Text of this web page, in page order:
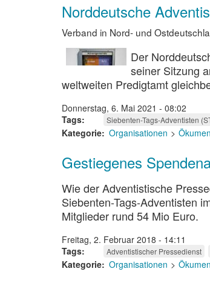
Norddeutsche
Verband in Nord- und
Der
seiner Sitzung
weltweiten Predigtamt
Donnerstag, 6. Mai 2021 - 08:02
Tags
Siebenten-Tags-Adventisten
Kategorie Organisationen
Gestiegenes
Wie der Adventistische
Siebenten-Tags-Adventisten
Mitglieder rund 54 Mio Euro.
Freitag, 2. Februar 2018 - 14:11
Tags
Adventistischer Pressedienst
Kategorie Organisationen